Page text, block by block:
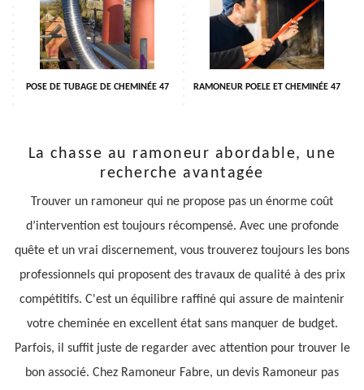
POSE DE TUBAGE DE CHEMINÉE 47 RAMONEUR POELE ET CHEMINÉE 47
La chasse au ramoneur abordable, une
recherche avantagée
Trouver un ramoneur qui ne propose pas un énorme coût
d’intervention est toujours récompensé. Avec une profonde
quête et un vrai discernement, vous trouverez toujours les bons
professionnels qui proposent des travaux de qualité à des prix
compétitifs. C'est un équilibre raffiné qui assure de maintenir
votre cheminée en excellent état sans manquer de budget.
Parfois, il suffit juste de regarder avec attention pour trouver le
bon associé. Chez Ramoneur Fabre, un devis Ramoneur pas